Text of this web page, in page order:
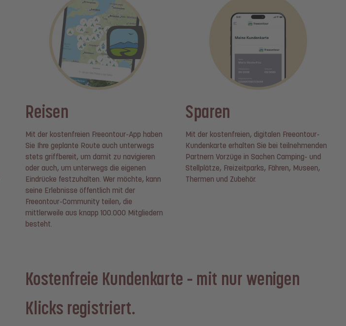
Reisen
Mit der kostenfreien Freeontour-App haben
Sie Ihre geplante Route auch unterwegs
stets griffbereit, um damit zu navigieren
oder auch, um unterwegs die eigenen
Eindrücke festzuhalten. Wer möchte, kann
seine Erlebnisse öffentlich mit der
Freeontour-Community teilen, die
mittlerweile aus knapp 100.000 Mitgliedern
besteht.
Sparen
Mit der kostenfreien, digitalen Freeontour-
Kundenkarte erhalten Sie bei teilnehmenden
Partnern Vorzüge in Sachen Camping- und
Stellplätze, Freizeitparks, Fähren, Museen,
Thermen und Zubehör.
Kostenfreie Kundenkarte – mit nur wenigen
Klicks registriert.